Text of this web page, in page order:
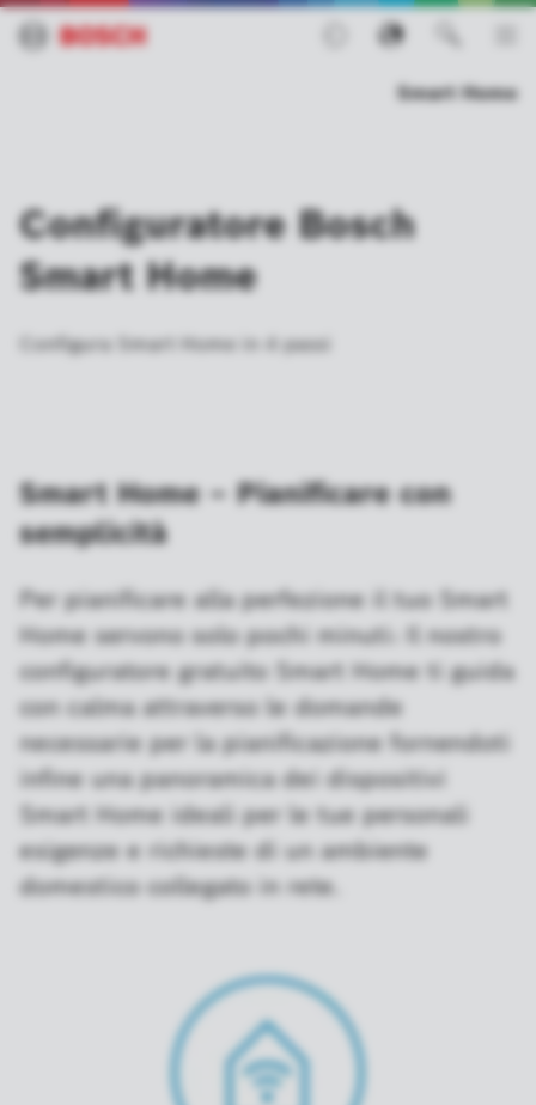
Smart Home
Configuratore Bosch
Smart Home
Configura Smart Home in 4 passi
Smart Home – Pianificare con
semplicità
Per pianificare alla perfezione il tuo Smart
Home servono solo pochi minuti: Il nostro
configuratore gratuito Smart Home ti guida
con calma attraverso le domande
necessarie per la pianificazione fornendoti
infine una panoramica dei dispositivi
Smart Home ideali per le tue personali
esigenze e richieste di un ambiente
domestico collegato in rete.